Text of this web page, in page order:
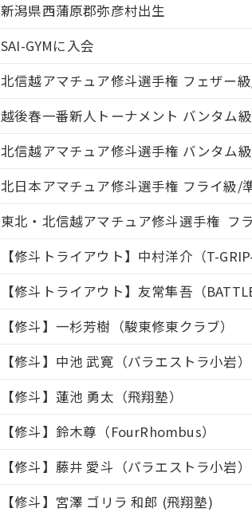
新潟県西蒲原郡弥彦村出生
SAI-GYMに入会
北信越アマチュア修斗選手権 フェザー
越後春一番新人トーナメント バンタム
北信越アマチュア修斗選手権 バンタム
北日本アマチュア修斗選手権 フライ級/
東北・北信越アマチュア修斗選手権 フ
【修斗トライアウト】中村洋介（T-GRIP-
【修斗トライアウト】友常隼吾（BATTLE
【修斗】一杉芳樹（駿東修東クラブ）
【修斗】中池 武寛（パラエストラ小岩）
【修斗】蓮池 勇太（飛翔塾）
【修斗】鈴木尊（FourRhombus）
【修斗】藤井 愛斗（パラエストラ小岩）
【修斗】宮澤 ゴリラ 和郎 (飛翔塾)